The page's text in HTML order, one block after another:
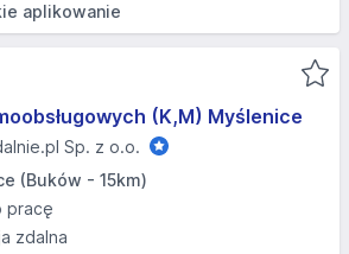
aplikowanie
(K,M) Myślenice
Sp. z o.o.
(Buków - 15km)
pracę
zdalna